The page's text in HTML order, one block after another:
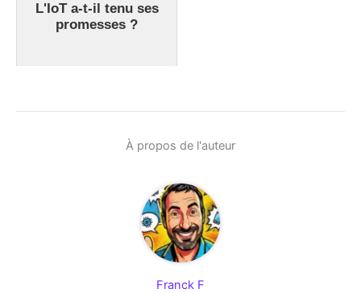
L'IoT a-t-il tenu ses
promesses ?
À propos de l'auteur
Franck F